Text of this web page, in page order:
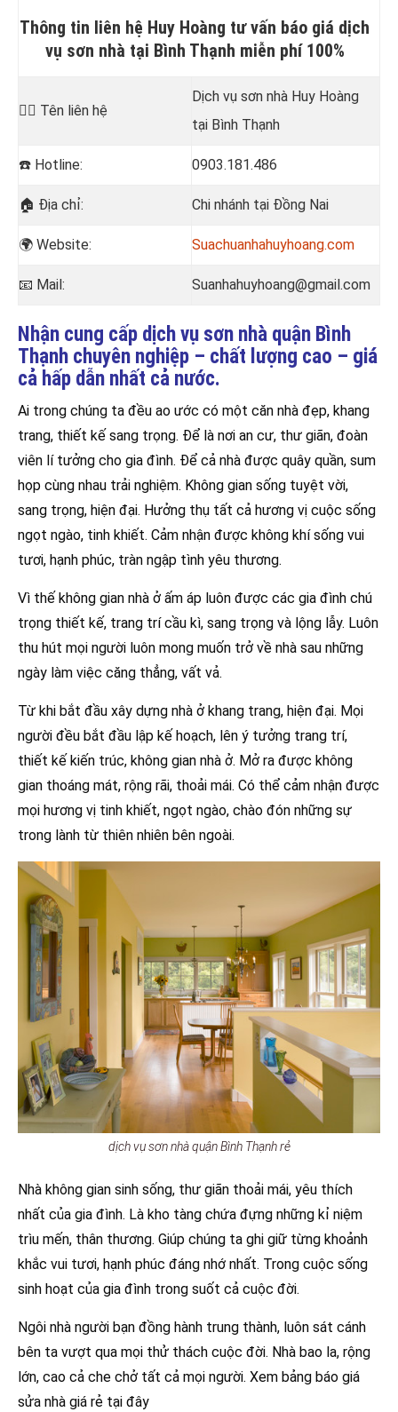
Thông tin liên hệ Huy Hoàng tư vấn báo giá dịch
vụ sơn nhà tại Bình Thạnh miễn phí 100%
💁‍♂️ Tên liên hệ
Dịch vụ sơn nhà Huy Hoàng
tại Bình Thạnh
☎️ Hotline: 0903.181.486
🏠 Địa chỉ: Chi nhánh tại Đồng Nai
🌍 Website: Suachuanhahuyhoang.com
📧 Mail: Suanhahuyhoang@gmail.com
Nhận cung cấp dịch vụ sơn nhà quận Bình
Thạnh chuyên nghiệp – chất lượng cao – giá
cả hấp dẫn nhất cả nước.
Ai trong chúng ta đều ao ước có một căn nhà đẹp, khang
trang, thiết kế sang trọng. Để là nơi an cư, thư giãn, đoàn
viên lí tưởng cho gia đình. Để cả nhà được quây quần, sum
họp cùng nhau trải nghiệm. Không gian sống tuyệt vời,
sang trọng, hiện đại. Hưởng thụ tất cả hương vị cuộc sống
ngọt ngào, tinh khiết. Cảm nhận được không khí sống vui
tươi, hạnh phúc, tràn ngập tình yêu thương.
Vì thế không gian nhà ở ấm áp luôn được các gia đình chú
trọng thiết kế, trang trí cầu kì, sang trọng và lộng lẫy. Luôn
thu hút mọi người luôn mong muốn trở về nhà sau những
ngày làm việc căng thẳng, vất vả.
Từ khi bắt đầu xây dựng nhà ở khang trang, hiện đại. Mọi
người đều bắt đầu lập kế hoạch, lên ý tưởng trang trí,
thiết kế kiến trúc, không gian nhà ở. Mở ra được không
gian thoáng mát, rộng rãi, thoải mái. Có thể cảm nhận được
mọi hương vị tinh khiết, ngọt ngào, chào đón những sự
trong lành từ thiên nhiên bên ngoài.
dịch vụ sơn nhà quận Bình Thạnh rẻ
Nhà không gian sinh sống, thư giãn thoải mái, yêu thích
nhất của gia đình. Là kho tàng chứa đựng những kỉ niệm
trìu mến, thân thương. Giúp chúng ta ghi giữ từng khoảnh
khắc vui tươi, hạnh phúc đáng nhớ nhất. Trong cuộc sống
sinh hoạt của gia đình trong suốt cả cuộc đời.
Ngôi nhà người bạn đồng hành trung thành, luôn sát cánh
bên ta vượt qua mọi thử thách cuộc đời. Nhà bao la, rộng
lớn, cao cả che chở tất cả mọi người. Xem bảng báo giá
sửa nhà giá rẻ tại đây